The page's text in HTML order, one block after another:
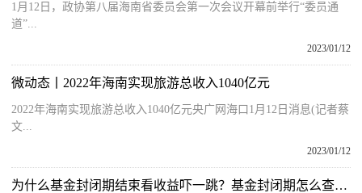
1月12日，政协第八届海南省委员会第一次会议开幕前举行“委员通
道”...
2023/01/12
微动态丨2022年海南实现旅游总收入1040亿元
2022年海南实现旅游总收入1040亿元央广网海口1月12日消息(记者蔡
文...
2023/01/12
为什么基金封闭期结束看收益吓一跳？基金封闭期怎么查看？